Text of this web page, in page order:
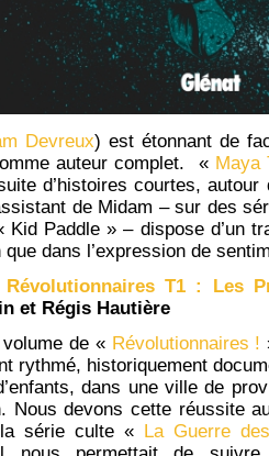
Devreux) est étonnant de
auteur complet. « Maya
d’histoires courtes, autour
de Midam – sur des
Kid Paddle » – dispose d’un
que dans l’expression de
Révolutionnaires T1 : Les
et Régis Hautière
de « Révolutionnaires !
rythmé, historiquement
dans une ville de
Nous devons cette réussite
série culte «
La Guerre